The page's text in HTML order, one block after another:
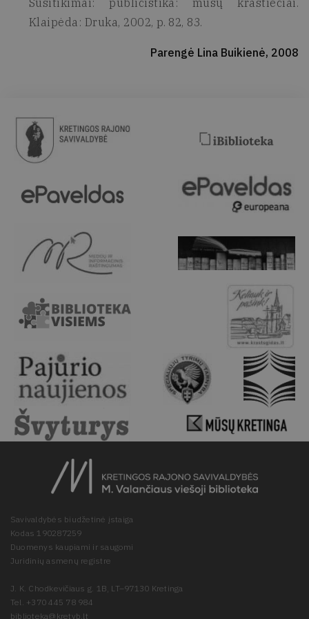
Susitikimai: publicistika: mūsų kraštiečiai.
Klaipėda: Druka, 2002, p. 82, 83.
Parengė Lina Buikienė, 2008
Savivaldybės biudžetinė įstaiga
Kodas 190287259
Duomenys kaupiami ir saugomi
Juridinių asmenų registre
J. K. Chodkevičiaus g. 1B, LT–97130 Kretinga
Tel. +370 445 78 984
biblioteka@kretvb.lt